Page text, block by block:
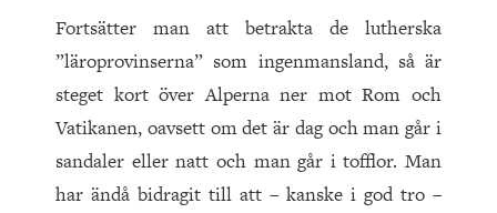
Fortsätter man att betrakta de lutherska
”läroprovinserna” som ingenmansland, så är
steget kort över Alperna ner mot Rom och
Vatikanen, oavsett om det är dag och man går i
sandaler eller natt och man går i tofflor. Man
har ändå bidragit till att – kanske i god tro –